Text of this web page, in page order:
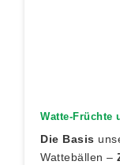
Watte-Früchte
Die Basis
Wattebällen –